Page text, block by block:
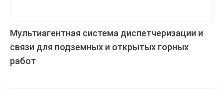
Мультиагентная система диспетчеризации и
связи для подземных и открытых горных
работ